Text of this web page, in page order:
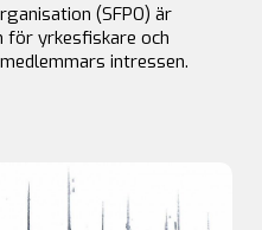
(SFPO) är
yrkesfiskare och
intressen.